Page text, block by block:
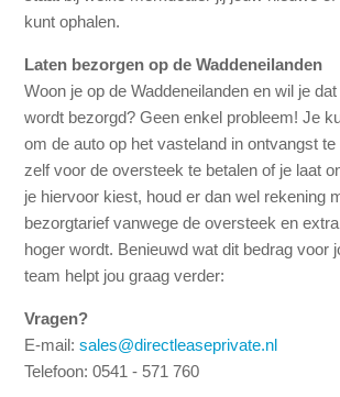
kunt ophalen.
Laten bezorgen op de Waddeneilanden
Woon je op de Waddeneilanden en wil je
wordt bezorgd? Geen enkel probleem! Je
om de auto op het vasteland in ontvangst
zelf voor de oversteek te betalen of je laat
je hiervoor kiest, houd er dan wel rekening
bezorgtarief vanwege de oversteek en
hoger wordt. Benieuwd wat dit bedrag voor
team helpt jou graag verder:
Vragen?
E-mail:sales@directleaseprivate.nl
Telefoon: 0541 - 571 760